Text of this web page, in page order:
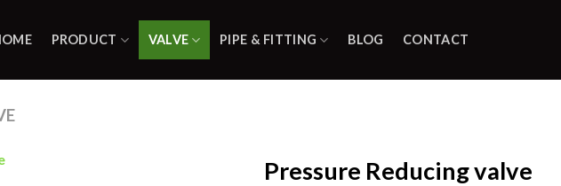
PRODUCT VALVE PIPE & FITTING BLOG CONTACT
Pressure Reducing valve